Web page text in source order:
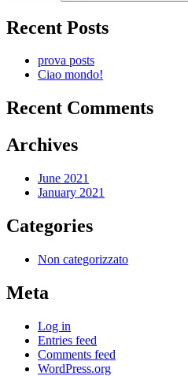
Recent Posts
prova posts
Ciao mondo!
Recent Comments
Archives
June 2021
January 2021
Categories
Non categorizzato
Meta
Log in
Entries feed
Comments feed
WordPress.org